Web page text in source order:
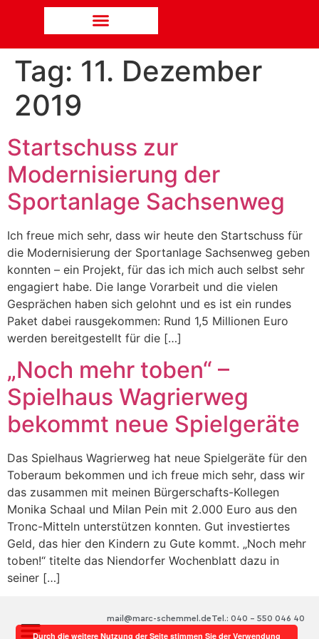
Tag: 11. Dezember
2019
Startschuss zur
Modernisierung der
Sportanlage Sachsenweg
Ich freue mich sehr, dass wir heute den Startschuss für
die Modernisierung der Sportanlage Sachsenweg geben
konnten – ein Projekt, für das ich mich auch selbst sehr
engagiert habe. Die lange Vorarbeit und die vielen
Gesprächen haben sich gelohnt und es ist ein rundes
Paket dabei rausgekommen: Rund 1,5 Millionen Euro
werden bereitgestellt für die […]
„Noch mehr toben“ –
Spielhaus Wagrierweg
bekommt neue Spielgeräte
Das Spielhaus Wagrierweg hat neue Spielgeräte für den
Toberaum bekommen und ich freue mich sehr, dass wir
das zusammen mit meinen Bürgerschafts-Kollegen
Monika Schaal und Milan Pein mit 2.000 Euro aus den
Tronc-Mitteln unterstützen konnten. Gut investiertes
Geld, das hier den Kindern zu Gute kommt. „Noch mehr
toben!“ titelte das Niendorfer Wochenblatt dazu in
seiner […]
Tel.: 040 – 550 046 40
mail@marc-schemmel.de
Durch die weitere Nutzung der Seite stimmen Sie der Verwendung